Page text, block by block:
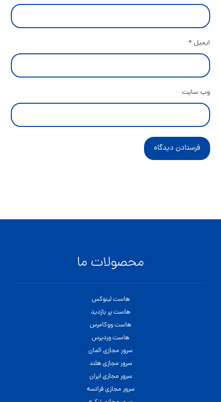
ایمیل*
وب‌ سایت
فرستادن دیدگاه
محصولات ما
هاست لینوکس
هاست پر بازدید
هاست ووکامرس
هاست وردپرس
سرور مجازی آلمان
سرور مجازی هلند
سرور مجازی ایران
سرور مجازی فرانسه